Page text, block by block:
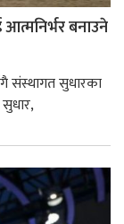
बनाउने
संस्थागत सुधारका